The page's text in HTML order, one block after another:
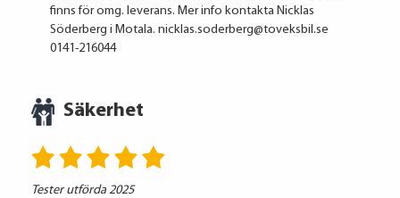
finns för omg. leverans. Mer info kontakta Nicklas
Söderberg i Motala. nicklas.soderberg@toveksbil.se
0141-216044
Säkerhet
Tester utförda 2025